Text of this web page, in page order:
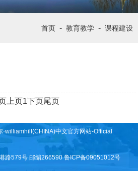
首页 - 教育教学 - 课程建设
上页 1 下页 尾页
中文官方网站-Official
路579号 邮编266590 鲁ICP备09051012号